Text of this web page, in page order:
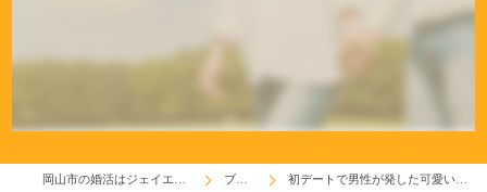
ブログ 初デートで男性が発した可愛い一言(^^♪